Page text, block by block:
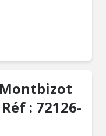
: 72126-